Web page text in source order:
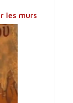
les murs